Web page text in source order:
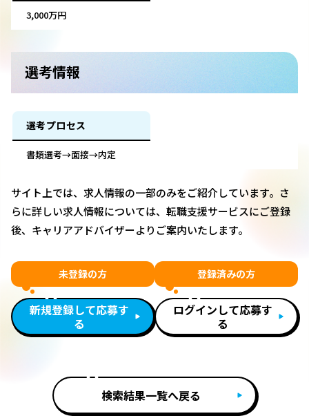
3,000万円
選考情報
選考プロセス
書類選考→面接→内定
サイト上では、求人情報の一部のみをご紹介しています。さ
らに詳しい求人情報については、転職支援サービスにご登録
後、キャリアアドバイザーよりご案内いたします。
未登録の方
新規登録して応募す
る
登録済みの方
ログインして応募す
る
検索結果一覧へ戻る